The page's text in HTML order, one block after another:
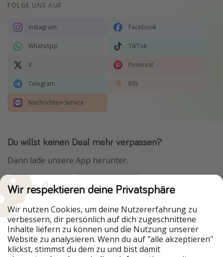
FOLGE UNS AUF
Instagram Facebook
WhatsApp TikTok
X Pinterest
Telegram RSS
Nachrichten-Service
Du willst keinen Deal mehr verpassen?
Dann lade unsere App herunter.
Urlaubspiraten ist Teil der HolidayPirates Group
Unsere Märkte
PiratinViaggio
HolidayPirates
VakantiePiraten
WakacyjniPiraci
Wir respektieren deine Privatsphäre
Wir nutzen Cookies, um deine Nutzererfahrung zu
verbessern, dir persönlich auf dich zugeschnittene
Inhalte liefern zu können und die Nutzung unserer
Website zu analysieren. Wenn du auf "alle akzeptieren"
klickst, stimmst du dem zu und bist damit